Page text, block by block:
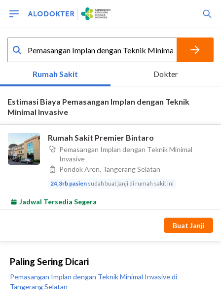
Paling Sering Dicari
Pemasangan Implan dengan Teknik Minimal Invasive di
Tangerang Selatan